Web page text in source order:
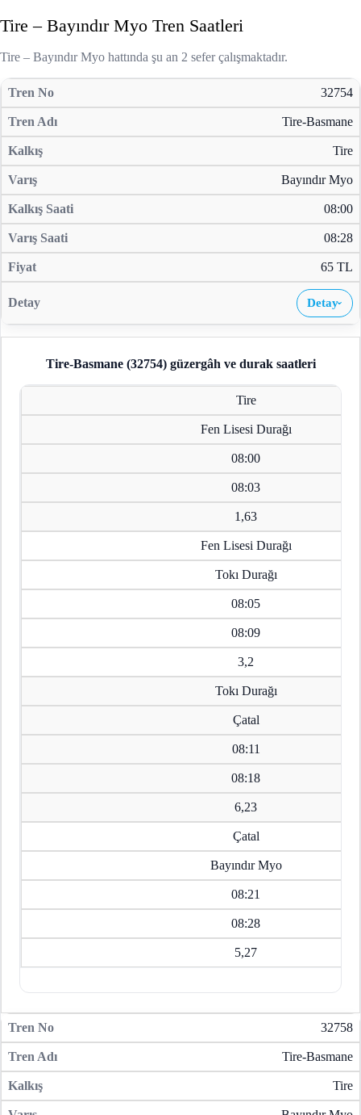
Tire – Bayındır Myo Tren Saatleri
Tire – Bayındır Myo hattında şu an 2 sefer çalışmaktadır.
32754
Tire-Basmane
Tire
Bayındır Myo
08:00
08:28
65 TL
Detay›
Tire-Basmane (32754)güzergâh ve durak saatleri
Tire
Fen Lisesi Durağı
08:00
08:03
1,63
Fen Lisesi Durağı
Tokı Durağı
08:05
08:09
3,2
Tokı Durağı
Çatal
08:11
08:18
6,23
Çatal
Bayındır Myo
08:21
08:28
5,27
32758
Tire-Basmane
Tire